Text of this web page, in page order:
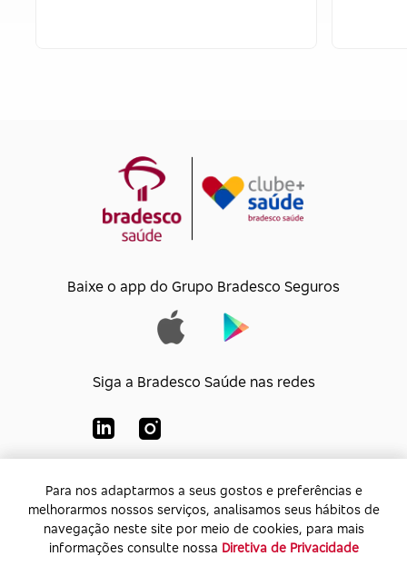
Para nos adaptarmos a seus gostos e preferências e
melhorarmos nossos serviços, analisamos seus hábitos de
navegação neste site por meio de cookies, para mais
informações consulte nossa Diretiva de Privacidade
Baixe o app do Grupo Bradesco Seguros
Siga a Bradesco Saúde nas redes
Bradesco Saúde S/A
CNPJ:92.693.118/0001-60
Endereço:
Av. Rio de Janeiro, 555 - Caju - Rio de
Janeiro - Rio de Janeiro - CEP: 20.931-675
Para nos adaptarmos a seus gostos e preferências e
melhorarmos nossos serviços, analisamos seus hábitos de
navegação neste site por meio de cookies, para mais
informações consulte nossa Diretiva de Privacidade